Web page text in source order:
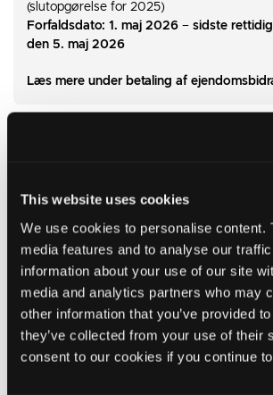
This website uses cookies
We use cookies to personalise content.
media features and to analyse our
information about your use of our site
media and analytics partners who may
other information that you’ve provided
they’ve collected from your use of their
consent to our cookies if you continue
(slutopgørelse for 2025)
Forfaldsdato: 1. maj 2026 – sidste
den 5. maj 2026
Læs mere under betaling af
Betaling af ejendomsbidrag
Opgørelse vand og spildevand
Ejendomsvurdering